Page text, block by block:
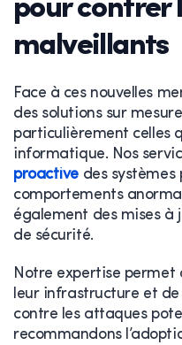
pour contrer
malveillants
Face à ces nouvelles
des solutions sur
particulièrement celles
informatique. Nos
proactivedes systèmes
comportements
également des mises à
de sécurité.
Notre expertise permet
leur infrastructure et
contre les attaques
recommandons